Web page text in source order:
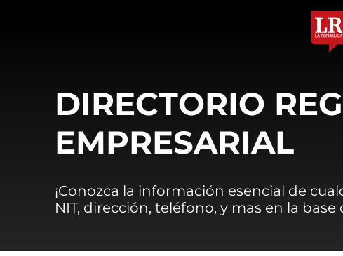
DIRECTORIO
EMPRESARIAL
¡Conozca la información esencial de
NIT, dirección, teléfono, y mas en la